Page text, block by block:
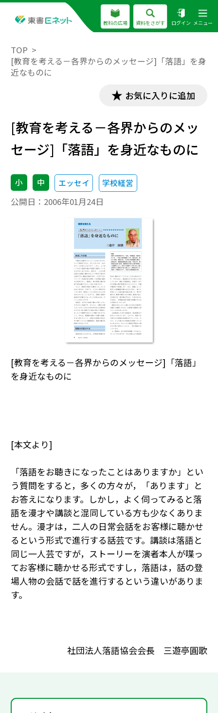
教科の広場 資料をさがす ログイン メニュー
TOP
[教育を考える－各界からのメッセージ]「落語」を身
近なものに
お気に入りに追加
[教育を考える－各界からのメッ
セージ]「落語」を身近なものに
小 中 エッセイ 学校経営
公開日： 2006年01月24日
[教育を考える－各界からのメッセージ]「落語」
を身近なものに
[本文より]
「落語をお聴きになったことはありますか」とい
う質問をすると，多くの方々が，「あります」と
お答えになります。しかし，よく伺ってみると落
語を漫才や講談と混同している方も少なくありま
せん。漫才は，二人の日常会話をお客様に聴かせ
るという形式で進行する話芸です。講談は落語と
同じ一人芸ですが，ストーリーを演者本人が喋っ
てお客様に聴かせる形式ですし，落語は，話の登
場人物の会話で話を進行するという違いがありま
す。
社団法人落語協会会長 三遊亭圓歌